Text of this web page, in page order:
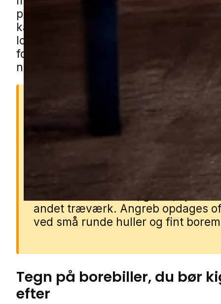
på hele ejendommen frem for kun ét
kan få borebillehjælp i Barde gennem
lokale partnere. Udfyld formularen, så
forbinder vi dig med en specialist fra
nærområdet.
Hvorfor borebiller er et
problem
gnaver små gange, mens de
kan svække møbler, gulve, bjælker
andet træværk. Angreb opdages
ved små runde huller og fint
Tegn på borebiller, du bør
efter